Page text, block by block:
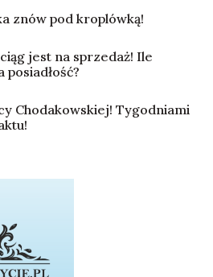
znów pod kroplówką!
jest na sprzedaż! Ile
Chodakowskiej! Tygodniami